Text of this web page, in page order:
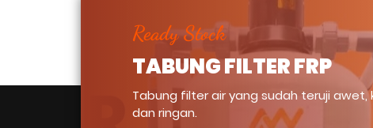
Ready Stock
TABUNG FILTER FRP
Tabung filter air yang sudah teruji awet,
dan ringan.